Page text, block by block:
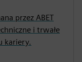
n
przez ABET
i trwałe
kariery.